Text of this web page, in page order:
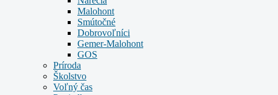
Malohont
Smútočné
Dobrovoľníci
Gemer-Malohont
GOS
Príroda
Školstvo
Voľný čas